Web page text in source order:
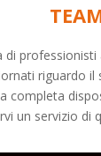
di
riguardo
completa
un servizio di